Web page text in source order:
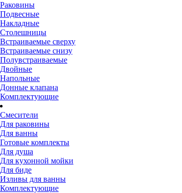
Раковины
Подвесные
Накладные
Столешницы
Встраиваемые сверху
Встраиваемые снизу
Полувстраиваемые
Двойные
Напольные
Донные клапана
Комплектующие
Смесители
Для раковины
Для ванны
Готовые комплекты
Для душа
Для кухонной мойки
Для биде
Изливы для ванны
Комплектующие